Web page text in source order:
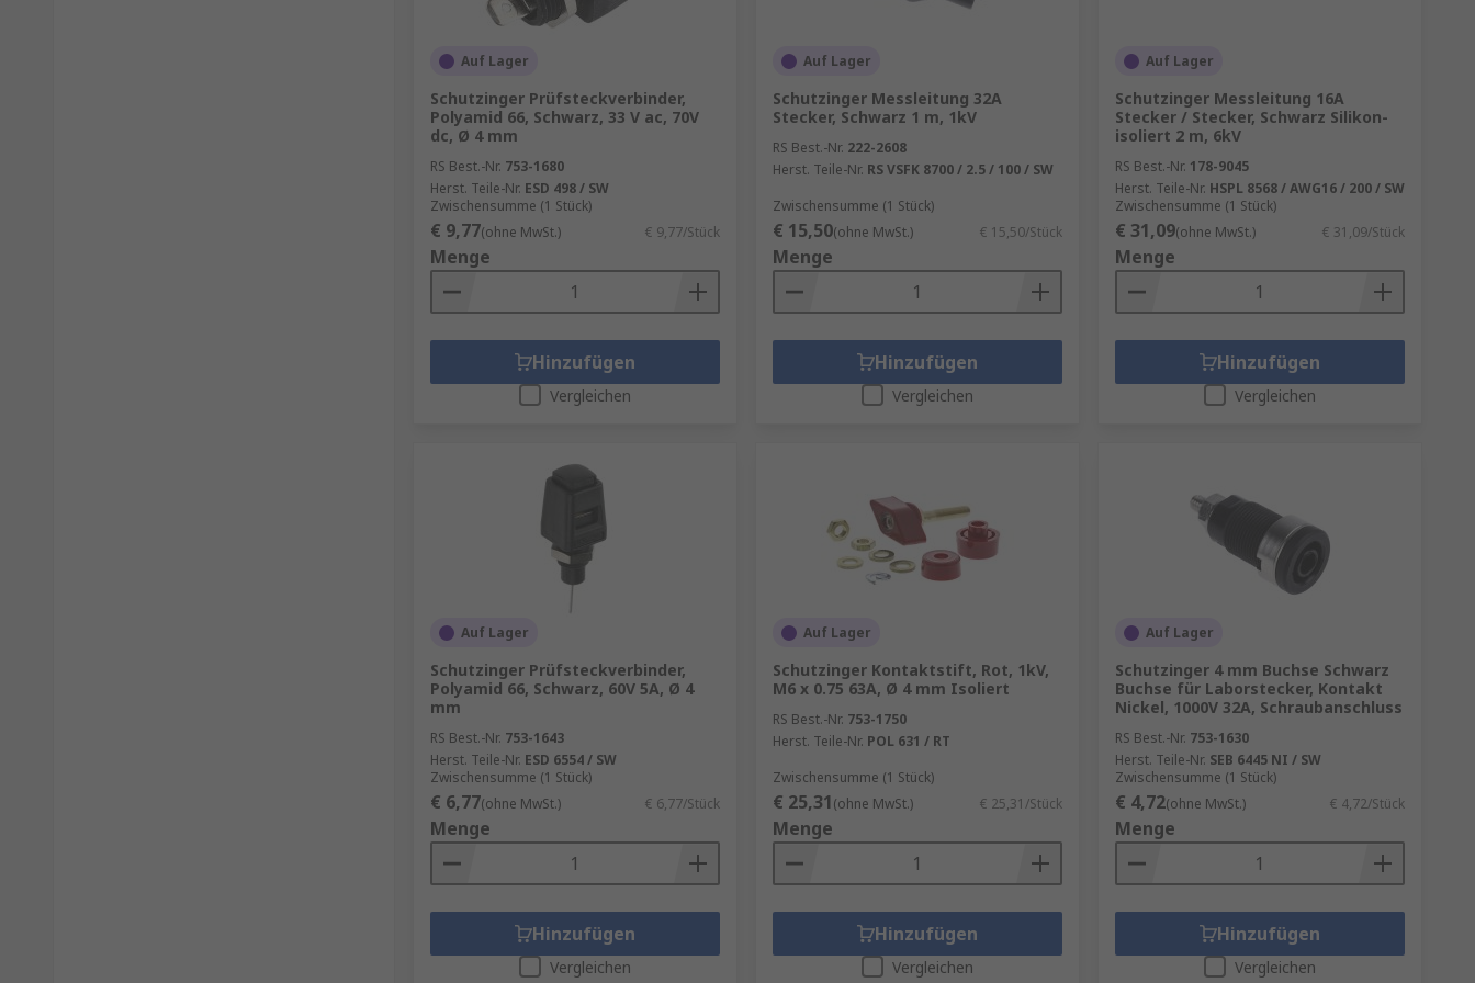
Auf Lager
Schutzinger Prüfsteckverbinder,
Polyamid 66, Schwarz, 33 V ac, 70V
dc, Ø 4 mm
RS Best.-Nr. 753-1680
Herst. Teile-Nr. ESD 498 / SW
Zwischensumme (1 Stück)
€ 9,77(ohne MwSt.) € 9,77/Stück
Menge
Hinzufügen
Vergleichen
Auf Lager
Schutzinger Messleitung 32A
Stecker, Schwarz 1 m, 1kV
RS Best.-Nr. 222-2608
Herst. Teile-Nr. RS VSFK 8700 / 2.5 / 100 / SW
Zwischensumme (1 Stück)
€ 15,50(ohne MwSt.) € 15,50/Stück
Menge
Hinzufügen
Vergleichen
Auf Lager
Schutzinger Messleitung 16A
Stecker / Stecker, Schwarz Silikon-
isoliert 2 m, 6kV
RS Best.-Nr. 178-9045
Herst. Teile-Nr. HSPL 8568 / AWG16 / 200 / SW
Zwischensumme (1 Stück)
€ 31,09(ohne MwSt.) € 31,09/Stück
Menge
Hinzufügen
Vergleichen
Auf Lager
Schutzinger Prüfsteckverbinder,
Polyamid 66, Schwarz, 60V 5A, Ø 4
mm
RS Best.-Nr. 753-1643
Herst. Teile-Nr. ESD 6554 / SW
Zwischensumme (1 Stück)
€ 6,77(ohne MwSt.) € 6,77/Stück
Menge
Hinzufügen
Vergleichen
Auf Lager
Schutzinger Kontaktstift, Rot, 1kV,
M6 x 0.75 63A, Ø 4 mm Isoliert
RS Best.-Nr. 753-1750
Herst. Teile-Nr. POL 631 / RT
Zwischensumme (1 Stück)
€ 25,31(ohne MwSt.) € 25,31/Stück
Menge
Hinzufügen
Vergleichen
Auf Lager
Schutzinger 4 mm Buchse Schwarz
Buchse für Laborstecker, Kontakt
Nickel, 1000V 32A, Schraubanschluss
RS Best.-Nr. 753-1630
Herst. Teile-Nr. SEB 6445 NI / SW
Zwischensumme (1 Stück)
€ 4,72(ohne MwSt.) € 4,72/Stück
Menge
Hinzufügen
Vergleichen